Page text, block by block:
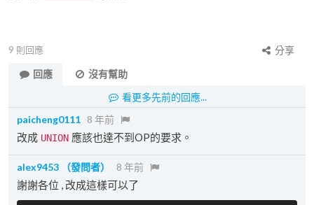
9 則回應
分享
回應
沒有幫助
看更多先前的回應...
paicheng0111 8 年前
改成 UNION 應該也達不到OP的要求。
alex9453 （發問者） 8 年前
謝謝各位 , 改成這樣可以了